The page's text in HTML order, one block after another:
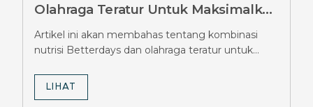
Olahraga Teratur Untuk Maksimalkan
Hasil Diet Ozempic, Wajib Tahu
Strateginya
Artikel ini akan membahas tentang kombinasi
nutrisi Betterdays dan olahraga teratur untuk
LIHAT